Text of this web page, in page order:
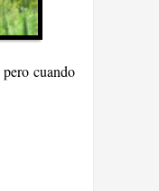
cuando